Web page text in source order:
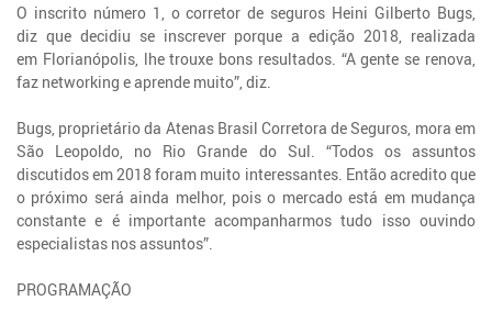
O inscrito número 1, o corretor de seguros Heini Gilberto Bugs,
diz que decidiu se inscrever porque a edição 2018, realizada
em Florianópolis, lhe trouxe bons resultados. “A gente se renova,
faz networking e aprende muito”, diz.
Bugs, proprietário da Atenas Brasil Corretora de Seguros, mora em
São Leopoldo, no Rio Grande do Sul. “Todos os assuntos
discutidos em 2018 foram muito interessantes. Então acredito que
o próximo será ainda melhor, pois o mercado está em mudança
constante e é importante acompanharmos tudo isso ouvindo
especialistas nos assuntos”.
PROGRAMAÇÃO